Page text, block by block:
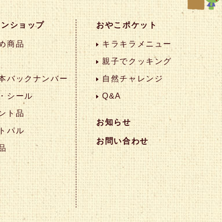
ショップ
商品
バックナンバー
シール
ト品
パル
おやこポケット
キラキラメニュー
親子でクッキング
自然チャレンジ
Q&A
お知らせ
お問い合わせ